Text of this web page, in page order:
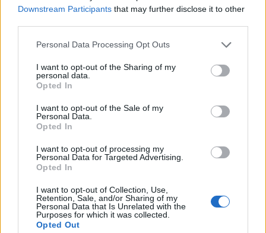
Downstream Participants that may further disclose it to other
Please note that this website/app uses one or more Google
not limited to your visit or usage behaviour. You may click to
grant or deny consent to Google and its third-party tags to
use your data for below specified purposes in below Google
consent section.
Personal Data Processing Opt Outs
I want to opt-out of the Sharing of my
personal data.
Opted In
I want to opt-out of the Sale of my
Personal Data.
Opted In
I want to opt-out of processing my
Personal Data for Targeted Advertising.
Opted In
I want to opt-out of Collection, Use,
Retention, Sale, and/or Sharing of my
Personal Data that Is Unrelated with the
Purposes for which it was collected.
Opted Out
θάλασσες που εξαρτώνται από αυτές τις παγκόσμιες
οικονομίες, την παγκόσμια ανθρώπινη υγεία και τη ζωή στη
γη. Η Hyundai υποστηρίζει την DAN Europe στο οδικό τους
εκπομπών ρύπων. Το μοντέλο είναι εξοπλισμένο με
μπαταρία 64 kWh
χιλιομέτρων
, σύμφωνα με το WLTP. Δύο πρέσβεις της
DAN Europe, η Alana Alvarez και ο Manuel Bustelo, θα
διανύσουν με το ηλεκτρικό SUV 11.500 χιλιόμετρα.
Ευρωπαϊκή Περιοδεία Αειφορίας
ξεκινά την Παγκόσμια
Abruzzi. Στις 23 Ιουνίου, το ζευγάρι της DAN Europe θα
συναντηθεί με τον πρεσβευτή της Hyundai κ. Bertrand
Piccard στην Ελβετία στο μη κερδοσκοπικό περιβαλλοντικό